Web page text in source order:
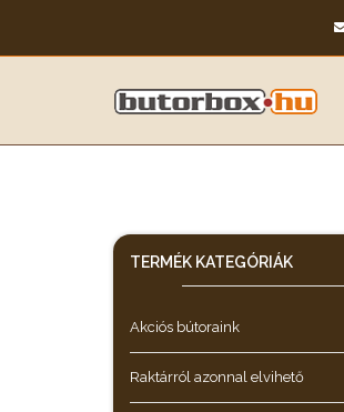
TERMÉK KATEGÓRIÁK
Akciós bútoraink
Raktárról azonnal elvihető